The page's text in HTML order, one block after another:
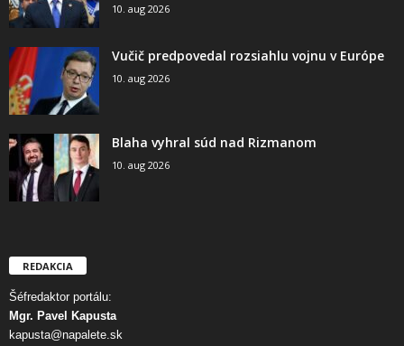
10. aug 2026
Vučič predpovedal rozsiahlu vojnu v Európe
10. aug 2026
Blaha vyhral súd nad Rizmanom
10. aug 2026
REDAKCIA
Šéfredaktor portálu:
Mgr. Pavel Kapusta
kapusta@napalete.sk